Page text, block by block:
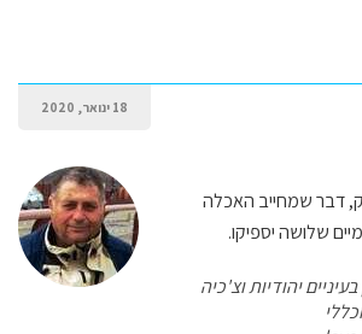
18 ינואר, 2020
דבר שמחייב האכלה
שלושה יספיקו.
יהודיות וצ'כיה